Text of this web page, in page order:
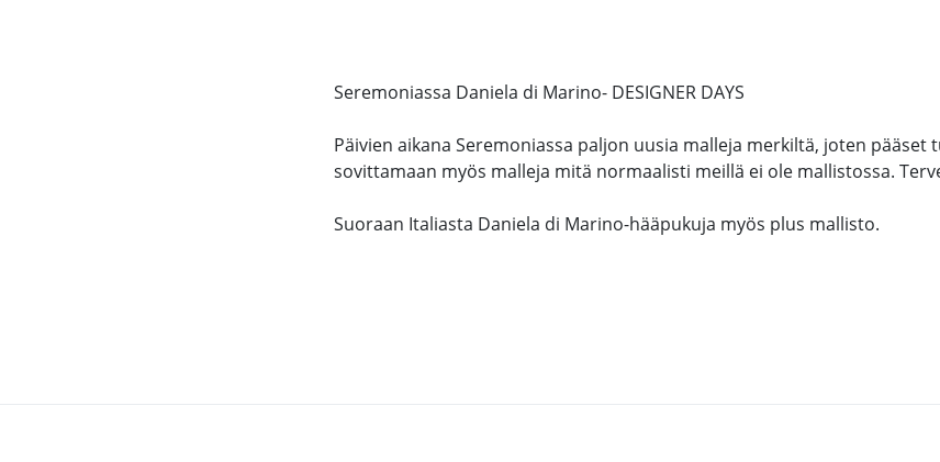
Seremoniassa Daniela di Marino- DESIGNER DAYS
Päivien aikana Seremoniassa paljon uusia malleja merkiltä, joten pääset
sovittamaan myös malleja mitä normaalisti meillä ei ole mallistossa.
Suoraan Italiasta Daniela di Marino-hääpukuja myös plus mallisto.